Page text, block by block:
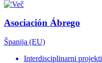
Asociación Ábrego
Španija (EU)
Interdisciplinarni projekti